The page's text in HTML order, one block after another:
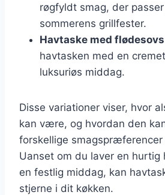
røgfyldt smag, der
sommerens grillfester.
Havtaske med flødesovs
havtasken med en
luksuriøs middag.
Disse variationer viser, hvor
kan være, og hvordan den
forskellige smagspræferencer
Uanset om du laver en hurtig
en festlig middag, kan
stjerne i dit køkken.